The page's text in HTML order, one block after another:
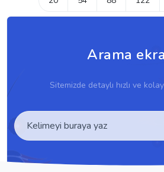
Arama
Sitemizde detaylı hızlı ve